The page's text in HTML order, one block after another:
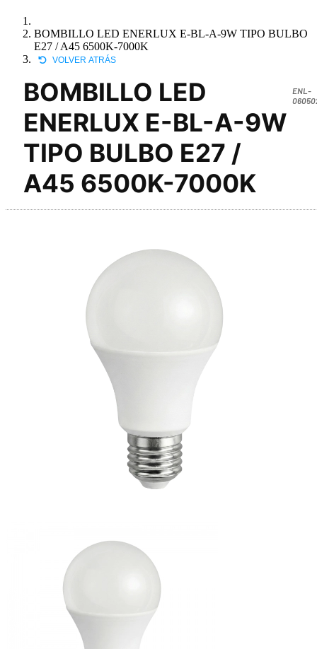
BOMBILLO LED ENERLUX E-BL-A-9W TIPO BULBO
E27 / A45 6500K-7000K
VOLVER ATRÁS
BOMBILLO LED
ENERLUX E-BL-A-9W
TIPO BULBO E27 /
A45 6500K-7000K
ENL-